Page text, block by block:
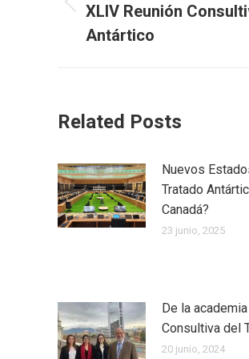
publicaciones
Publicación
anterior:
XLIV Reunión
Antártico
Related Posts
Nuevos
Tratado
Canadá?
23 junio, 2025
De la
Consultiva del
20 junio, 2024